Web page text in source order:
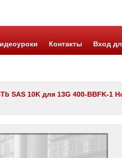
Контакты Вход
SAS 10K для 13G 400-BBFK-1